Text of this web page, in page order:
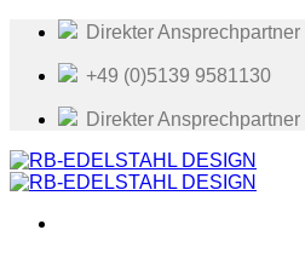
Zum
springen
Direkter
+49 (0)5139 9581130
Direkter